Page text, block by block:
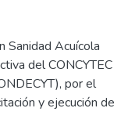
Sanidad Acuícola
del CONCYTEC
por el
y ejecución de